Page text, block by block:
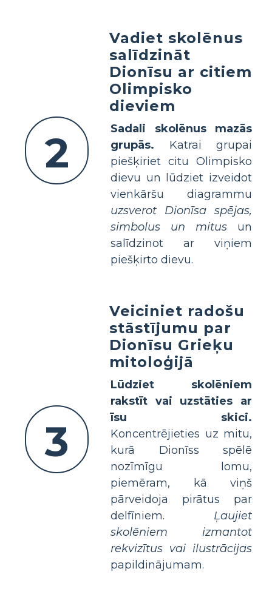
2
Vadiet skolēnus
salīdzināt
Dionīsu ar citiem
Olimpisko
dieviem
Sadali skolēnus mazās
grupās. Katrai grupai
piešķiriet citu Olimpisko
dievu un lūdziet izveidot
vienkāršu diagrammu
uzsverot Dionīsa spējas,
simbolus un mitus un
salīdzinot ar viņiem
piešķirto dievu.
3
Veiciniet radošu
stāstījumu par
Dionīsu Grieķu
mitoloģijā
Lūdziet skolēniem
rakstīt vai uzstāties ar
īsu skici.
Koncentrējieties uz mitu,
kurā Dionīss spēlē
nozīmīgu lomu,
piemēram, kā viņš
pārveidoja pirātus par
delfīniem. Ļaujiet
skolēniem izmantot
rekvizītus vai ilustrācijas
papildinājumam.